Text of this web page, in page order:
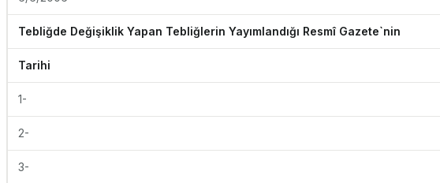
Tebliğde Değişiklik Yapan Tebliğlerin Yayımlandığı Resmî Gazete`nin
Tarihi
1-
2-
3-